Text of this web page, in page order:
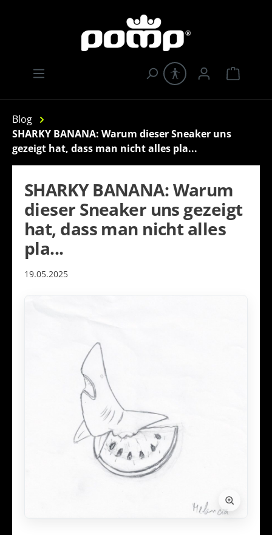
Blog
SHARKY BANANA: Warum dieser Sneaker uns
gezeigt hat, dass man nicht alles pla...
SHARKY BANANA: Warum
dieser Sneaker uns gezeigt
hat, dass man nicht alles
pla...
19.05.2025